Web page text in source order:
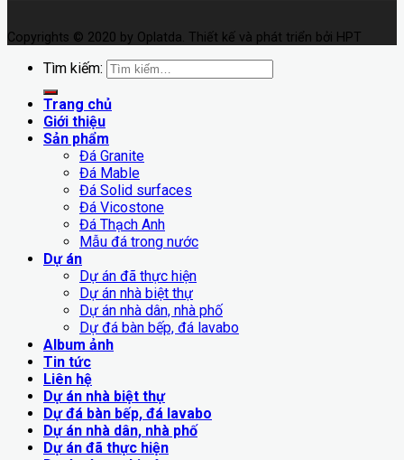
Copyrights © 2020 by Oplatda. Thiết kế và phát triển bởi HPT
Tìm kiếm:
Trang chủ
Giới thiệu
Sản phẩm
Đá Granite
Đá Mable
Đá Solid surfaces
Đá Vicostone
Đá Thạch Anh
Mẫu đá trong nước
Dự án
Dự án đã thực hiện
Dự án nhà biệt thự
Dự án nhà dân, nhà phố
Dự đá bàn bếp, đá lavabo
Album ảnh
Tin tức
Liên hệ
Dự án nhà biệt thự
Dự đá bàn bếp, đá lavabo
Dự án nhà dân, nhà phố
Dự án đã thực hiện